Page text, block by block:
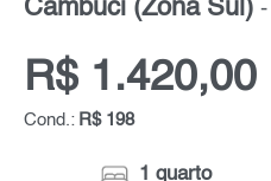
Cambuci (Zona Sul)
R$ 1.420,00
Cond.: R$ 198
1 quarto